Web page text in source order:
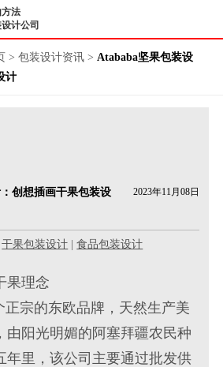
法
计公司
> 包装设计资讯> Atababa坚果包装设
计
创想插画干果包装设
2023年11月08日
干果包装设计 |食品包装设计
果理念
正宗的东欧品牌 ，天然生产美
由阳光明媚的阿塞拜疆农民种
年里，该公司主要通过批发供